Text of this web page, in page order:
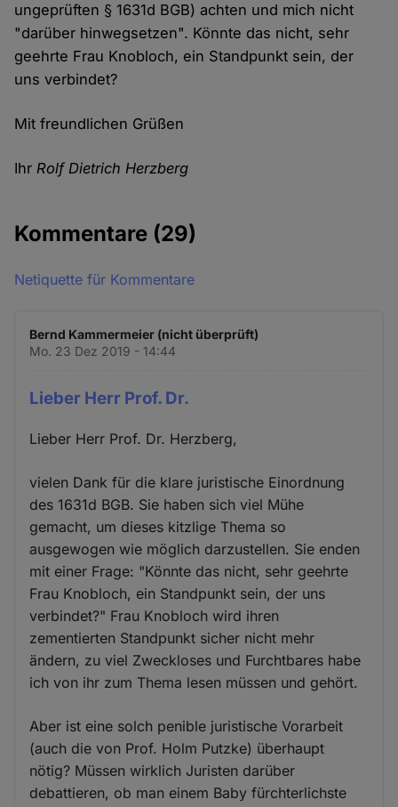
ungeprüften § 1631d BGB) achten und mich nicht
"darüber hinwegsetzen". Könnte das nicht, sehr
geehrte Frau Knobloch, ein Standpunkt sein, der
uns verbindet?
Mit freundlichen Grüßen
IhrRolf Dietrich Herzberg
Kommentare (29)
Netiquette für Kommentare
Bernd Kammermeier (nicht überprüft)
Mo. 23 Dez 2019 - 14:44
Lieber Herr Prof. Dr.
Lieber Herr Prof. Dr. Herzberg,
vielen Dank für die klare juristische Einordnung
des 1631d BGB. Sie haben sich viel Mühe
gemacht, um dieses kitzlige Thema so
ausgewogen wie möglich darzustellen. Sie enden
mit einer Frage: "Könnte das nicht, sehr geehrte
Frau Knobloch, ein Standpunkt sein, der uns
verbindet?" Frau Knobloch wird ihren
zementierten Standpunkt sicher nicht mehr
ändern, zu viel Zweckloses und Furchtbares habe
ich von ihr zum Thema lesen müssen und gehört.
Aber ist eine solch penible juristische Vorarbeit
(auch die von Prof. Holm Putzke) überhaupt
nötig? Müssen wirklich Juristen darüber
debattieren, ob man einem Baby fürchterlichste